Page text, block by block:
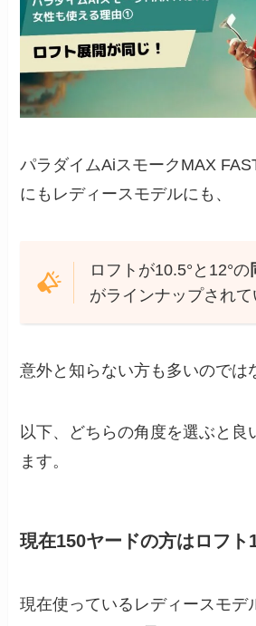
パラダイムAiスモークMAX
にもレディースモデルにも、
ロフトが10.5°と12°の
がラインナップされて
意外と知らない方も多いのでは
以下、どちらの角度を選ぶと良
ます。
現在150ヤードの方はロフト
現在使っているレディースモデ